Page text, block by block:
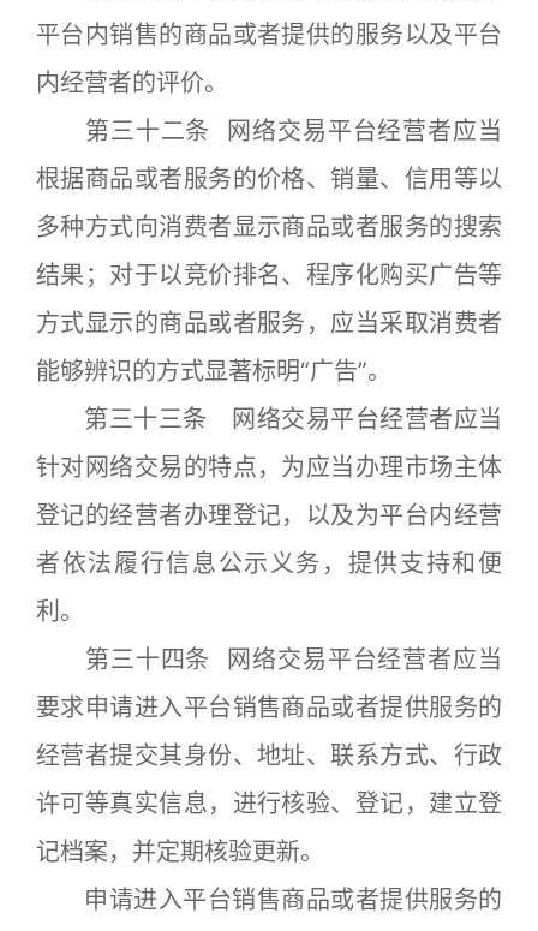
平台内销售的商品或者提供的服务以及平台
内经营者的评价。
第三十二条 网络交易平台经营者应当
根据商品或者服务的价格、销量、信用等以
多种方式向消费者显示商品或者服务的搜索
结果；对于以竞价排名、程序化购买广告等
方式显示的商品或者服务，应当采取消费者
能够辨识的方式显著标明“广告”。
第三十三条 网络交易平台经营者应当
针对网络交易的特点，为应当办理市场主体
登记的经营者办理登记，以及为平台内经营
者依法履行信息公示义务，提供支持和便
利。
第三十四条 网络交易平台经营者应当
要求申请进入平台销售商品或者提供服务的
经营者提交其身份、地址、联系方式、行政
许可等真实信息，进行核验、登记，建立登
记档案，并定期核验更新。
申请进入平台销售商品或者提供服务的